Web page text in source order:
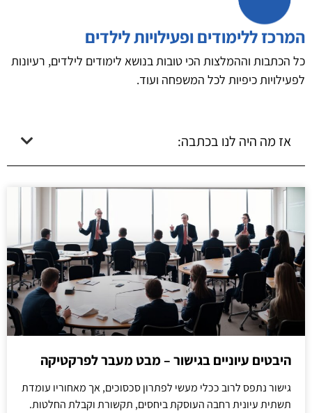
המרכז ללימודים ופעילויות לילדים
כל הכתבות וההמלצות הכי טובות בנושא לימודים לילדים, רעיונות
לפעילויות כיפיות לכל המשפחה ועוד.
אז מה היה לנו בכתבה:
היבטים עיוניים בגישור – מבט מעבר לפרקטיקה
גישור נתפס לרוב ככלי מעשי לפתרון סכסוכים, אך מאחוריו עומדת
תשתית עיונית רחבה העוסקת ביחסים, תקשורת וקבלת החלטות.